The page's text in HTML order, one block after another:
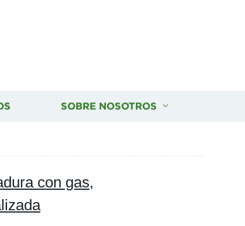
SOBRE NOSOTROS
con gas,